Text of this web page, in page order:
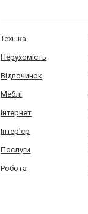
Техніка
Нерухомість
Відпочинок
Меблі
Інтернет
Інтер'єр
Послуги
Робота